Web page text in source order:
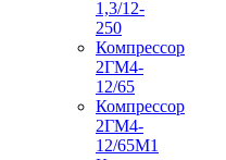
1,3/12-
250
Компрессор
2ГМ4-
12/65
Компрессор
2ГМ4-
12/65М1